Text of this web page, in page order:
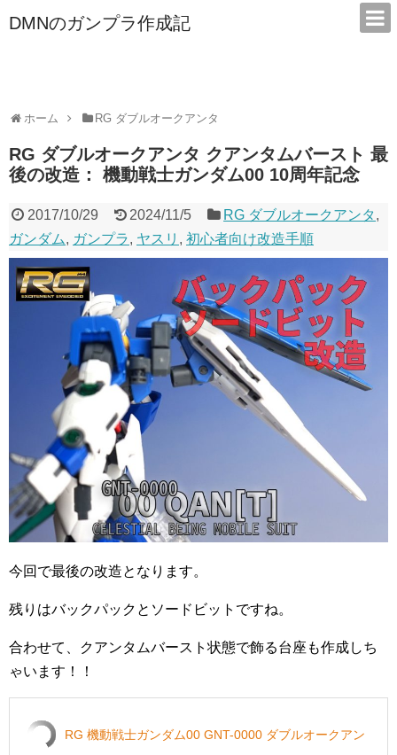
DMNのガンプラ作成記
ホーム RG ダブルオークアンタ
RG ダブルオークアンタ クアンタムバースト 最
後の改造： 機動戦士ガンダム00 10周年記念
2017/10/29 2024/11/5 RG ダブルオークアンタ,
ガンダム, ガンプラ, ヤスリ , 初心者向け改造手順
今回で最後の改造となります。
残りはバックパックとソードビットですね。
合わせて、クアンタムバースト状態で飾る台座も作成しち
ゃいます！！
RG 機動戦士ガンダム00 GNT-0000 ダブルオークアン